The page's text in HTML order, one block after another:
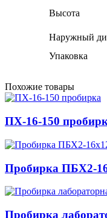
Высота
Наружный
Упаковка
Похожие товары
ПХ-16-150
Пробирка ПБХ2-
Пробирка